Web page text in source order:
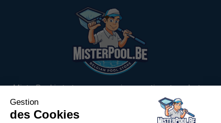
MisterPool is trots om u een ruim assortiment producten
voor uw zwembad aan te bieden. Wij hebben ons gamma
met bijzondere zorg samengesteld, met een sterke focus
op innovatie, kwaliteit en klanttevredenheid.Meer weten